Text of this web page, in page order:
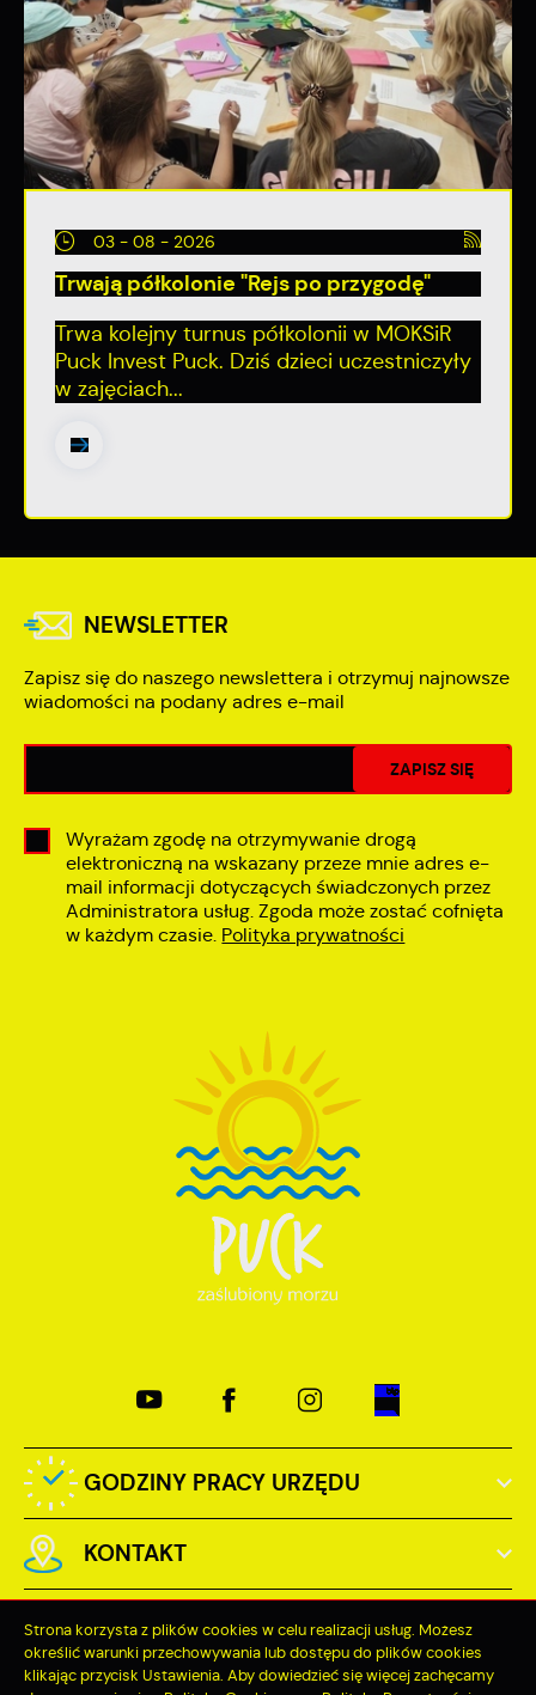
03 - 08 - 2026
Trwają półkolonie "Rejs po przygodę"
Trwa kolejny turnus półkolonii w MOKSiR
Puck Invest Puck. Dziś dzieci uczestniczyły
w zajęciach...
NEWSLETTER
Zapisz się do naszego newslettera i otrzymuj najnowsze
wiadomości na podany adres e-mail
Wyrażam zgodę na otrzymywanie drogą
elektroniczną na wskazany przeze mnie adres e-
mail informacji dotyczących świadczonych przez
Administratora usług. Zgoda może zostać cofnięta
w każdym czasie. Polityka prywatności
GODZINY PRACY URZĘDU
KONTAKT
Strona korzysta z plików cookies w celu realizacji usług. Możesz
określić warunki przechowywania lub dostępu do plików cookies
klikając przycisk Ustawienia. Aby dowiedzieć się więcej zachęcamy